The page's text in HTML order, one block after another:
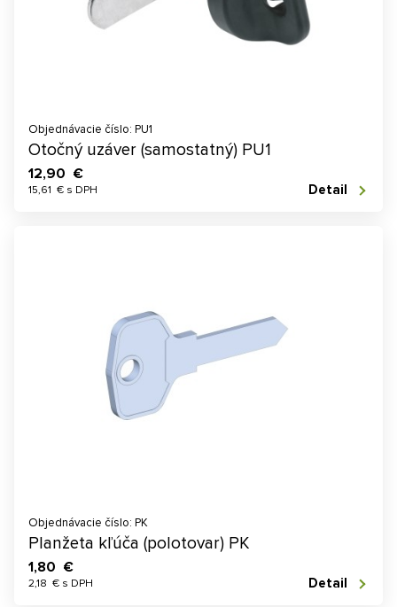
Objednávacie číslo: PU1
Otočný uzáver (samostatný) PU1
12,90 €
15,61 € s DPH Detail
Objednávacie číslo: PK
Planžeta kľúča (polotovar) PK
1,80 €
2,18 € s DPH Detail